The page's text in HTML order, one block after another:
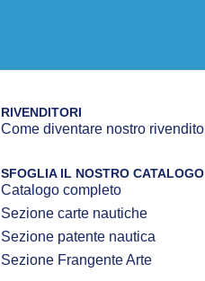
RIVENDITORI
Come diventare nostro
SFOGLIA IL NOSTRO CATALOGO
Catalogo completo
Sezione carte nautiche
Sezione patente nautica
Sezione Frangente Arte